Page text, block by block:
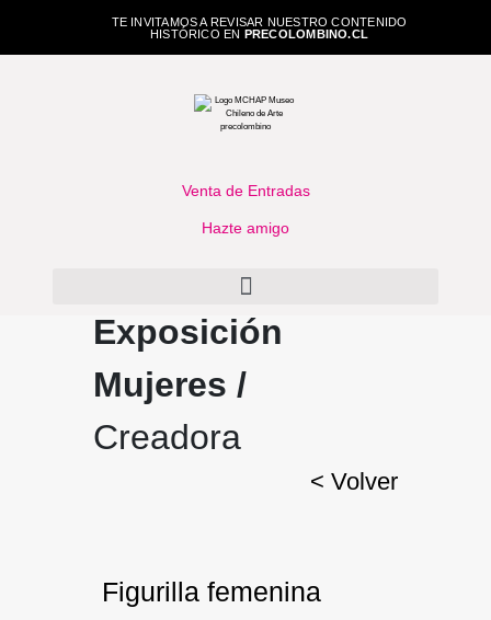
TE INVITAMOS A REVISAR NUESTRO CONTENIDO
HISTÓRICO EN PRECOLOMBINO.CL
Venta de Entradas
Hazte amigo
Exposición
Mujeres /
Creadora
< Volver
Figurilla femenina